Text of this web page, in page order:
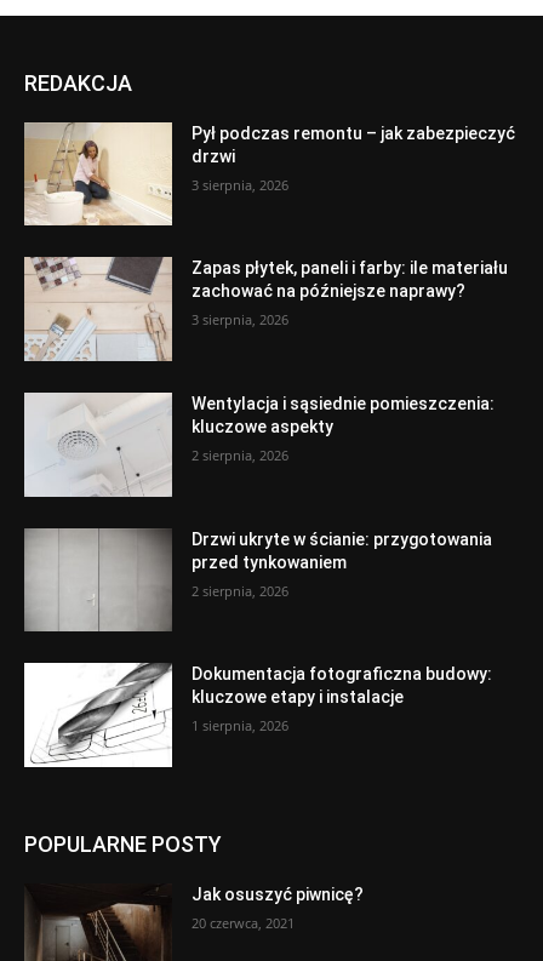
REDAKCJA
Pył podczas remontu – jak zabezpieczyć
drzwi
3 sierpnia, 2026
Zapas płytek, paneli i farby: ile materiału
zachować na późniejsze naprawy?
3 sierpnia, 2026
Wentylacja i sąsiednie pomieszczenia:
kluczowe aspekty
2 sierpnia, 2026
Drzwi ukryte w ścianie: przygotowania
przed tynkowaniem
2 sierpnia, 2026
Dokumentacja fotograficzna budowy:
kluczowe etapy i instalacje
1 sierpnia, 2026
POPULARNE POSTY
Jak osuszyć piwnicę?
20 czerwca, 2021